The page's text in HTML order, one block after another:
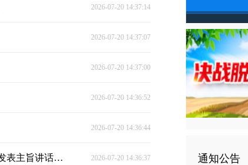
2026-07-20 14:37:14
2026-07-20 14:37:07
2026-07-20 14:37:00
2026-07-20 14:36:52
2026-07-20 14:36:44
习近平主席出席2026世界人工智能大会暨人工智能全球治理高级别会议开幕式并发表主旨讲话侧记 2026-07-20 14:36:37 通知公告